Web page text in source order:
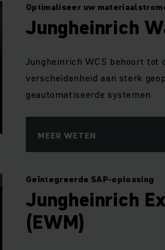
Optimaliseer uw
Jungheinrich
Jungheinrich WCS behoort tot
verscheidenheid aan sterk
geautomatiseerde systemen.
MEER WETEN
Geïntegreerde SAP-oplossing
Jungheinrich
(EWM)